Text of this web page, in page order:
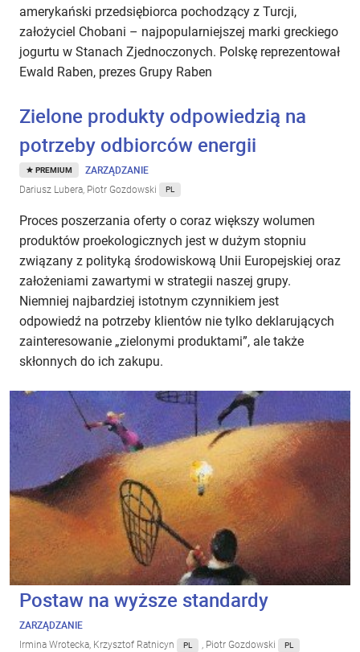
amerykański przedsiębiorca pochodzący z Turcji,
założyciel Chobani – najpopularniejszej marki greckiego
jogurtu w Stanach Zjednoczonych. Polskę reprezentował
Ewald Raben, prezes Grupy Raben
Zielone produkty odpowiedzią na
potrzeby odbiorców energii
PREMIUM ZARZĄDZANIE
Dariusz Lubera, Piotr Gozdowski PL
Proces poszerzania oferty o coraz większy wolumen
produktów proekologicznych jest w dużym stopniu
związany z polityką środowiskową Unii Europejskiej oraz
założeniami zawartymi w strategii naszej grupy.
Niemniej najbardziej istotnym czynnikiem jest
odpowiedź na potrzeby klientów nie tylko deklarujących
zainteresowanie „zielonymi produktami”, ale także
skłonnych do ich zakupu.
Postaw na wyższe standardy
ZARZĄDZANIE
Irmina Wrotecka, Krzysztof Ratnicyn PL , Piotr Gozdowski PL